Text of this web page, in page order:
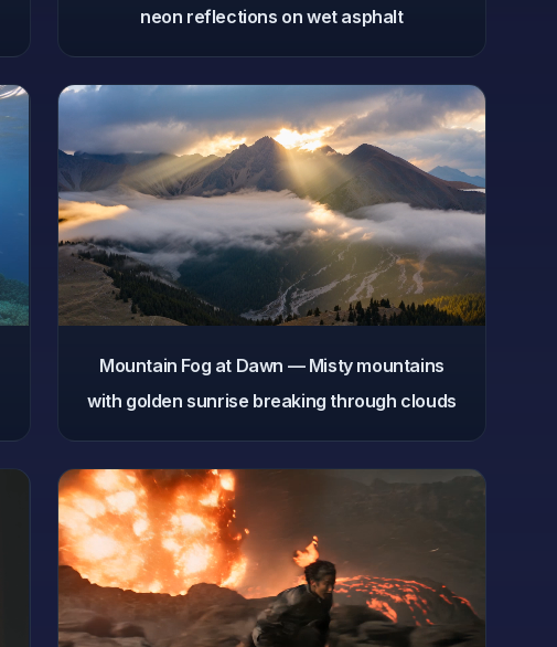
neon reflections on wet asphalt
Mountain Fog at Dawn — Misty mountains
with golden sunrise breaking through clouds